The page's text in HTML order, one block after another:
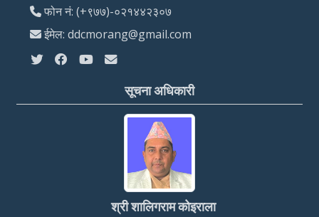
फोन नं: (+९७७)-०२१४४२३०७
ईमेल: ddcmorang@gmail.com
सूचना अधिकारी
श्री शालिगराम कोइराला